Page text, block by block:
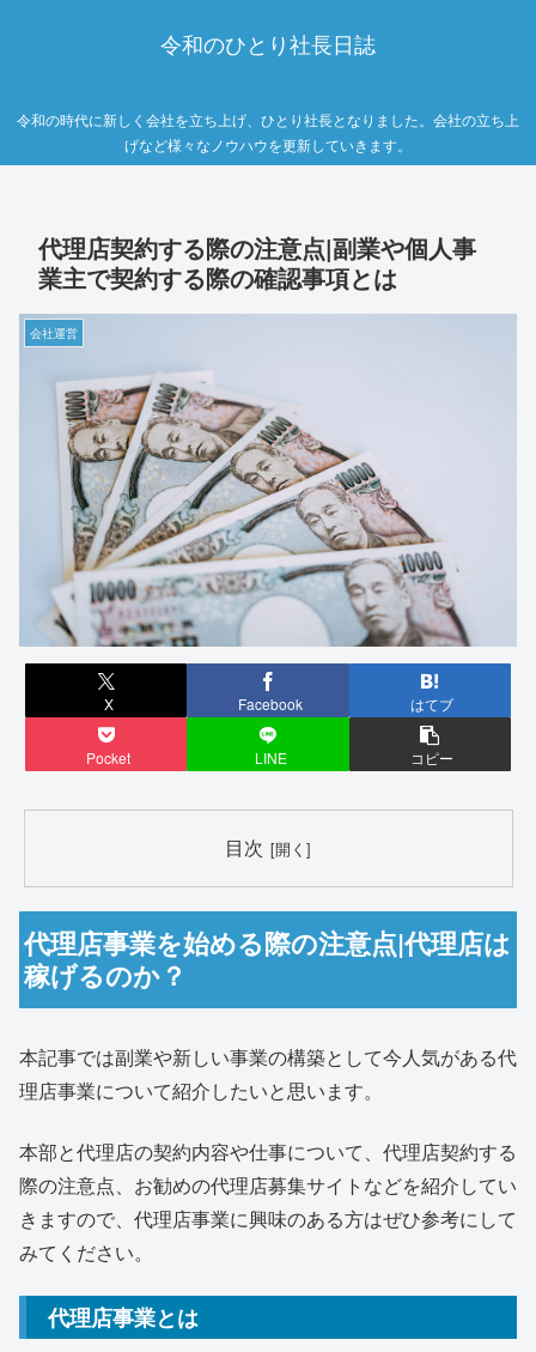
令和のひとり社長日誌
令和の時代に新しく会社を立ち上げ、ひとり社長となりました。会社の立ち上
げなど様々なノウハウを更新していきます。
代理店契約する際の注意点|副業や個人事
業主で契約する際の確認事項とは
会社運営
X Facebook はてブ
Pocket LINE コピー
目次
代理店事業を始める際の注意点|代理店は
稼げるのか？
本記事では副業や新しい事業の構築として今人気がある代
理店事業について紹介したいと思います。
本部と代理店の契約内容や仕事について、代理店契約する
際の注意点、お勧めの代理店募集サイトなどを紹介してい
きますので、代理店事業に興味のある方はぜひ参考にして
みてください。
代理店事業とは